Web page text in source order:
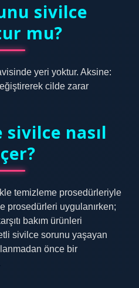
sivilce
mu?
yeri yoktur. Aksine:
cilde zarar
nasıl
temizleme prosedürleriyle
prosedürleri uygulanırken;
bakım ürünleri
sivilce sorunu yaşayan
önce bir